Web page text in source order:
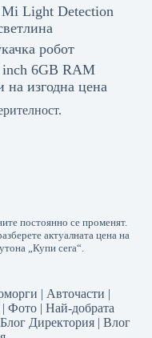
Light Detection
робот
6GB RAM
изгодна цена
постоянно се променят.
актуалната цена на
„Купи сега“.
| Авточасти |
Фото| Най-добрата
Блог Директория| Влог